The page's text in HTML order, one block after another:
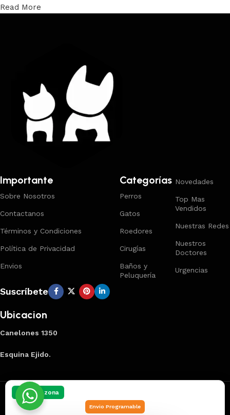
Elegí tu zona
Envio Programable
Read More
Importante
Sobre Nosotros
Contactanos
Términos y Condiciones
Política de Privacidad
Envios
Categorías
Perros
Gatos
Roedores
Cirugías
Baños y
Peluquería
Novedades
Top Mas
Vendidos
Nuestras Redes
Nuestros
Doctores
Urgencias
Suscríbete
Ubicacion
Canelones 1350
Esquina Ejido.
Creado por